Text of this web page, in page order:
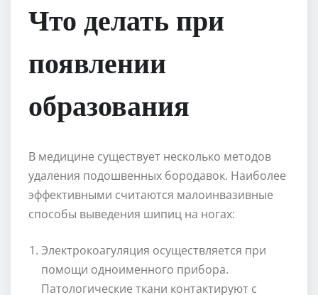
Что делать при
появлении
образования
В медицине существует несколько методов
удаления подошвенных бородавок. Наиболее
эффективными считаются малоинвазивные
способы выведения шипиц на ногах:
Электрокоагуляция осуществляется при
помощи одноименного прибора.
Патологические ткани контактируют с